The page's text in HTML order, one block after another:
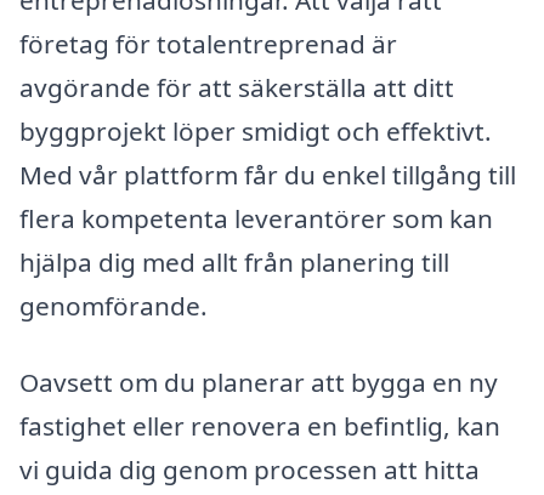
företag för totalentreprenad är
avgörande för att säkerställa att ditt
byggprojekt löper smidigt och effektivt.
Med vår plattform får du enkel tillgång till
flera kompetenta leverantörer som kan
hjälpa dig med allt från planering till
genomförande.
Oavsett om du planerar att bygga en ny
fastighet eller renovera en befintlig, kan
vi guida dig genom processen att hitta